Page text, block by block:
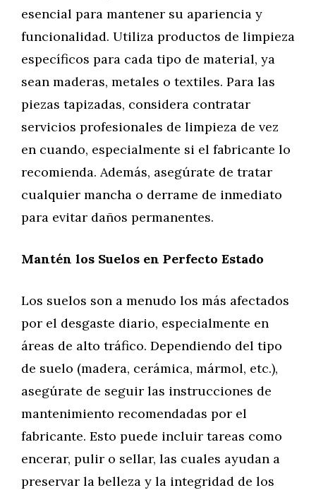
esencial para mantener su apariencia y
funcionalidad. Utiliza productos de limpieza
específicos para cada tipo de material, ya
sean maderas, metales o textiles. Para las
piezas tapizadas, considera contratar
servicios profesionales de limpieza de vez
en cuando, especialmente si el fabricante lo
recomienda. Además, asegúrate de tratar
cualquier mancha o derrame de inmediato
para evitar daños permanentes.
Mantén los Suelos en Perfecto Estado
Los suelos son a menudo los más afectados
por el desgaste diario, especialmente en
áreas de alto tráfico. Dependiendo del tipo
de suelo (madera, cerámica, mármol, etc.),
asegúrate de seguir las instrucciones de
mantenimiento recomendadas por el
fabricante. Esto puede incluir tareas como
encerar, pulir o sellar, las cuales ayudan a
preservar la belleza y la integridad de los